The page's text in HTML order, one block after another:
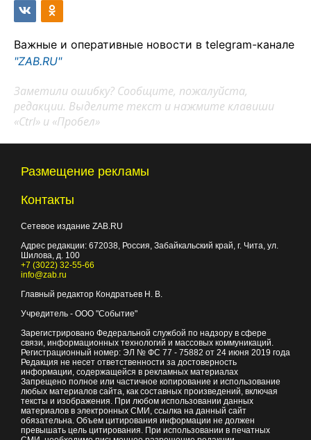
Важные и оперативные новости в telegram-канале
"ZAB.RU"
Заметили ошибку? Сообщите, пожалуйста,
редакции. Выделите текст и нажмите клавиши
«Ctrl» и «Пробел»
Размещение рекламы
Контакты
Сетевое издание ZAB.RU
Адрес редакции: 672038, Россия, Забайкальский край, г. Чита, ул.
Шилова, д. 100
+7 (3022) 32-55-66
info@zab.ru
Главный редактор Кондратьев Н. В.
Учредитель - ООО "Событие"
Зарегистрировано Федеральной службой по надзору в сфере
связи, информационных технологий и массовых коммуникаций.
Регистрационный номер: ЭЛ № ФС 77 - 75882 от 24 июня 2019 года
Редакция не несет ответственности за достоверность
информации, содержащейся в рекламных материалах
Запрещено полное или частичное копирование и использование
любых материалов сайта, как составных произведений, включая
тексты и изображения. При любом использовании данных
материалов в электронных СМИ, ссылка на данный сайт
обязательна. Объем цитирования информации не должен
превышать цель цитирования. При использовании в печатных